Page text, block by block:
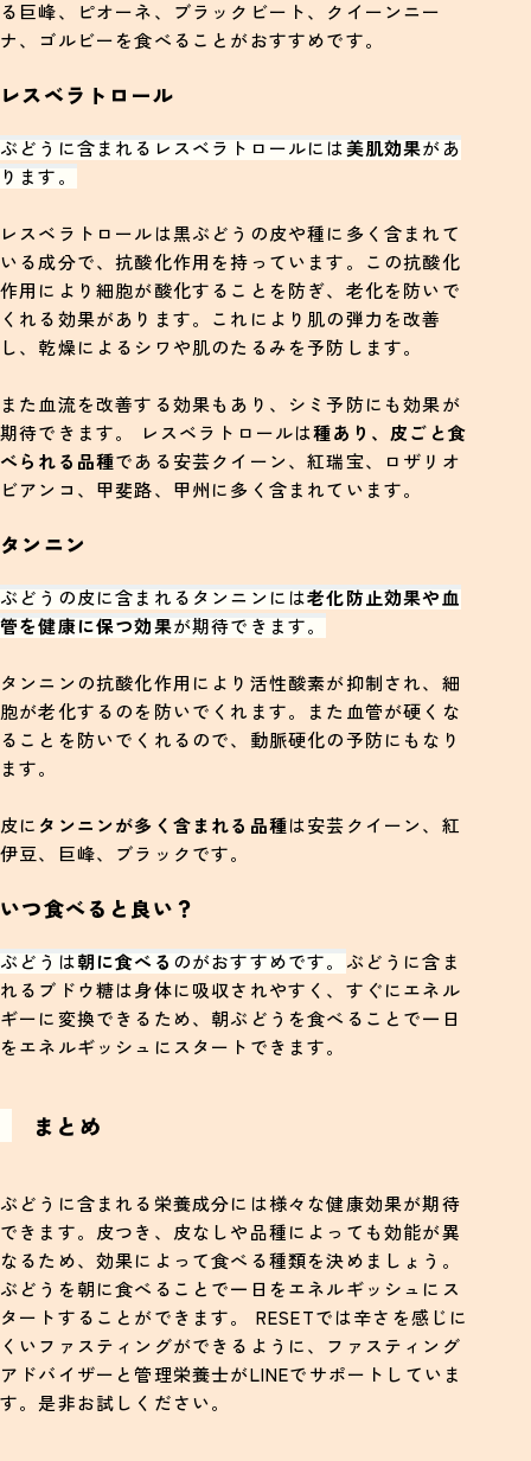
る巨峰、ピオーネ、ブラックビート、クイーンニー
ナ、ゴルビーを食べることがおすすめです。
レスベラトロール
ぶどうに含まれるレスベラトロールには美肌効果があ
ります。
レスベラトロールは黒ぶどうの皮や種に多く含まれて
いる成分で、抗酸化作用を持っています。この抗酸化
作用により細胞が酸化することを防ぎ、老化を防いで
くれる効果があります。これにより肌の弾力を改善
し、乾燥によるシワや肌のたるみを予防します。
また血流を改善する効果もあり、シミ予防にも効果が
期待できます。 レスベラトロールは種あり、皮ごと食
べられる品種である安芸クイーン、紅瑞宝、ロザリオ
ビアンコ、甲斐路、甲州に多く含まれています。
タンニン
ぶどうの皮に含まれるタンニンには老化防止効果や血
管を健康に保つ効果が期待できます。
タンニンの抗酸化作用により活性酸素が抑制され、細
胞が老化するのを防いでくれます。また血管が硬くな
ることを防いでくれるので、動脈硬化の予防にもなり
ます。
皮に タンニンが多く含まれる品種は安芸クイーン、紅
伊豆、巨峰、ブラックです。
いつ食べると良い？
ぶどうは朝に食べる のがおすすめです。 ぶどうに含ま
れるブドウ糖は身体に吸収されやすく、すぐにエネル
ギーに変換できるため、朝ぶどうを食べることで一日
をエネルギッシュにスタートできます。
まとめ
ぶどうに含まれる栄養成分には様々な健康効果が期待
できます。皮つき、皮なしや品種によっても効能が異
なるため、効果によって食べる種類を決めましょう。
ぶどうを朝に食べることで一日をエネルギッシュにス
タートすることができます。 RESETでは辛さを感じに
くいファスティングができるように、ファスティング
アドバイザーと管理栄養士がLINEでサポートしていま
す。是非お試しください。